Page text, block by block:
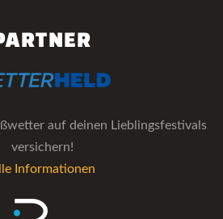
auf deinen Lieblingsfestivals
versichern!
Informationen